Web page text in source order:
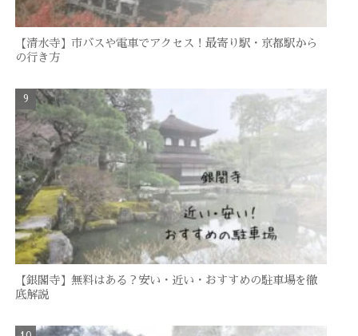
【清水寺】市バスや電車でアクセス！最寄り駅・京都駅から
の行き方
【銀閣寺】無料はある？安い・近い・おすすめの駐車場を徹
底解説